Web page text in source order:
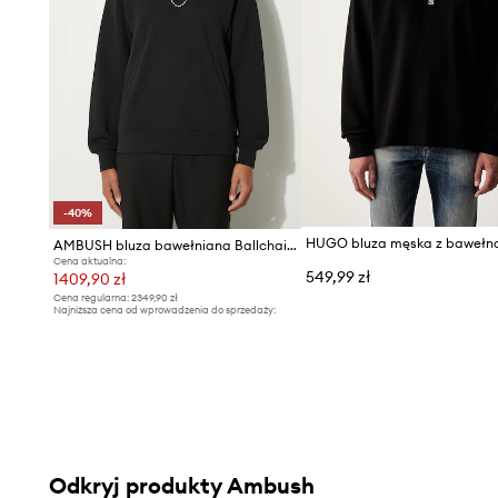
-40%
AMBUSH bluza bawełniana Ballchain
Cena aktualna:
1409,90 zł
Cena regularna: 2349,90 zł
Najniższa cena od wprowadzenia do sprzedaży:
549,99 zł
Odkryj produkty Ambush